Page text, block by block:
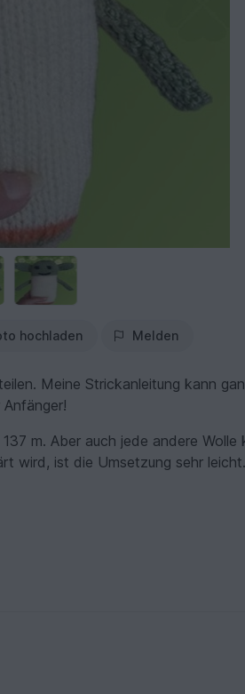
hochladen Melden
Meine Strickanleitung kann
m. Aber auch jede andere Wolle
wird, ist die Umsetzung sehr leicht.